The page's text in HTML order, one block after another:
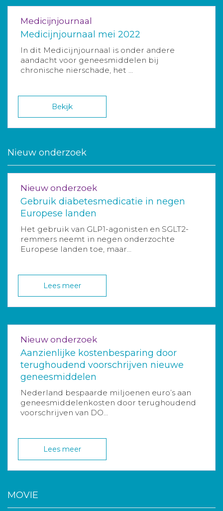
Medicijnjournaal
Medicijnjournaal mei 2022
In dit Medicijnjournaal is onder andere
aandacht voor geneesmiddelen bij
chronische nierschade, het ...
Bekijk
Nieuw onderzoek
Nieuw onderzoek
Gebruik diabetesmedicatie in negen
Europese landen
Het gebruik van GLP1-agonisten en SGLT2-
remmers neemt in negen onderzochte
Europese landen toe, maar...
Lees meer
Nieuw onderzoek
Aanzienlijke kostenbesparing door
terughoudend voorschrijven nieuwe
geneesmiddelen
Nederland bespaarde miljoenen euro’s aan
geneesmiddelenkosten door terughoudend
voorschrijven van DO...
Lees meer
MOVIE